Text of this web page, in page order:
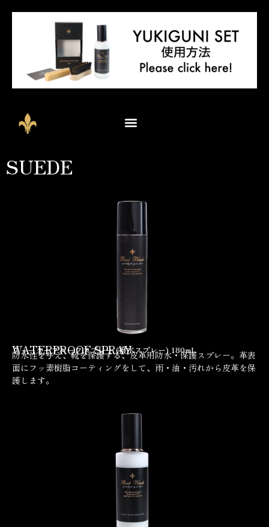
SUEDE
WATERPROOF SPRAY
ウォータープルーフスプレー (撥水スプレー) 180mL
防水性を与え、靴を保護する、皮革用防水・保護スプレー。革表
面にフッ素樹脂コーティングをして、雨・油・汚れから皮革を保
護します。